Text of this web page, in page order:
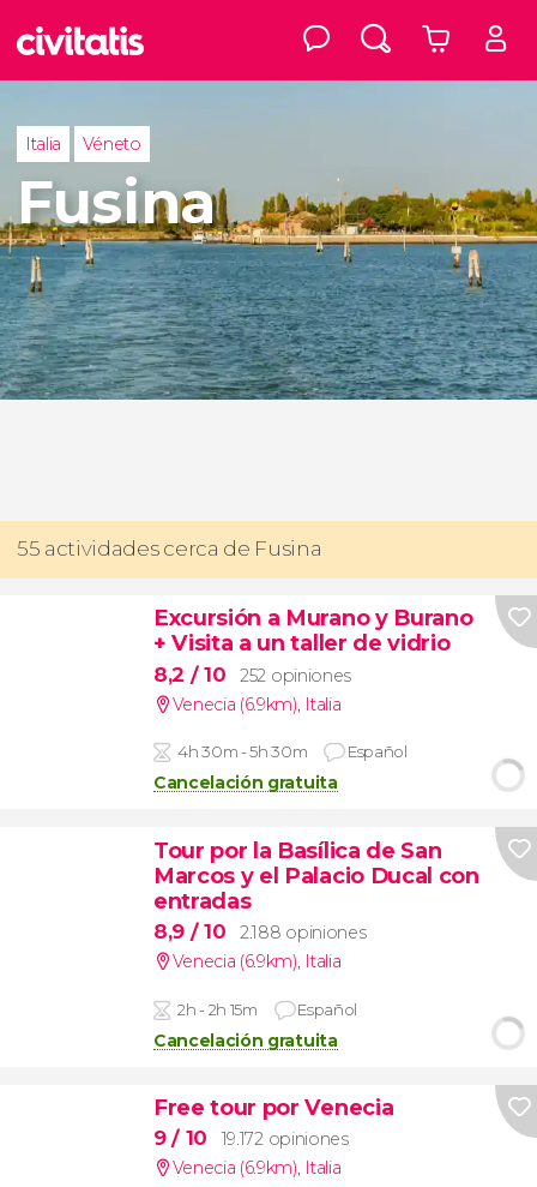
Italia Véneto
Fusina
55 actividades cerca de Fusina
Excursión a Murano y Burano
+ Visita a un taller de vidrio
8,2 / 10
252 opiniones
Venecia (6.9km) Italia
4h 30m - 5h 30m Español
Cancelación gratuita
Tour por la Basílica de San
Marcos y el Palacio Ducal con
entradas
8,9 / 10
2.188 opiniones
Venecia (6.9km), Italia
2h - 2h 15m Español
Cancelación gratuita
Free tour por Venecia
9/ 10
19.172 opiniones
Venecia (6.9km), Italia